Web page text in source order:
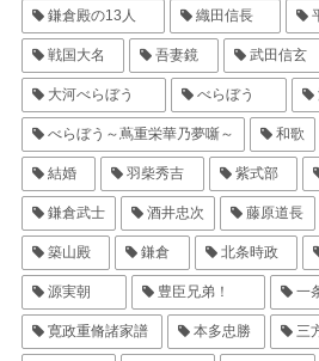
鎌倉殿の13人 織田信長
戦国大名 吾妻鏡 武田信玄
大河べらぼう べらぼう
べらぼう～蔦重栄華乃夢噺～ 和歌
結婚 羽柴秀吉 紫式部
鎌倉武士 酒井忠次 藤原道長
築山殿 鎌倉 北条時政
源実朝 豊臣兄弟！ 一
寛政重脩諸家譜 本多忠勝 三